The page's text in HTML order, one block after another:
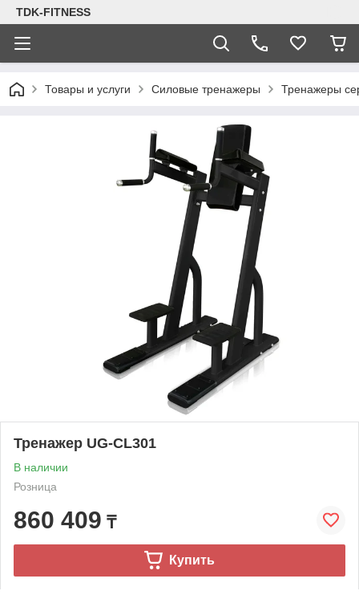
TDK-FITNESS
Товары и услуги Силовые тренажеры Тренажеры
Тренажер UG-CL301
В наличии
Розница
860 409 ₸
Купить